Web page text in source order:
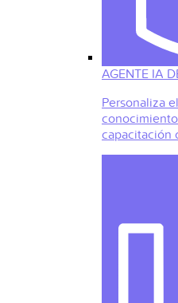
AGENTE IA
Personaliza
capacitación